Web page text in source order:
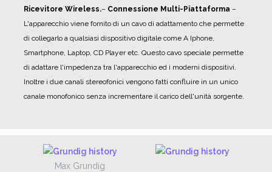
Ricevitore Wireless.– Connessione Multi-Piattaforma –
L'apparecchio viene fornito di un cavo di adattamento che permette
di collegarlo a qualsiasi dispositivo digitale come A Iphone,
Smartphone, Laptop, CD Player etc. Questo cavo speciale permette
di adattare l'impedenza tra l'apparecchio ed i moderni dispositivi.
Inoltre i due canali stereofonici vengono fatti confluire in un unico
canale monofonico senza incrementare il carico dell'unità sorgente.
Max Grundig